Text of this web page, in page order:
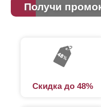
Получи
Скидка до 48%